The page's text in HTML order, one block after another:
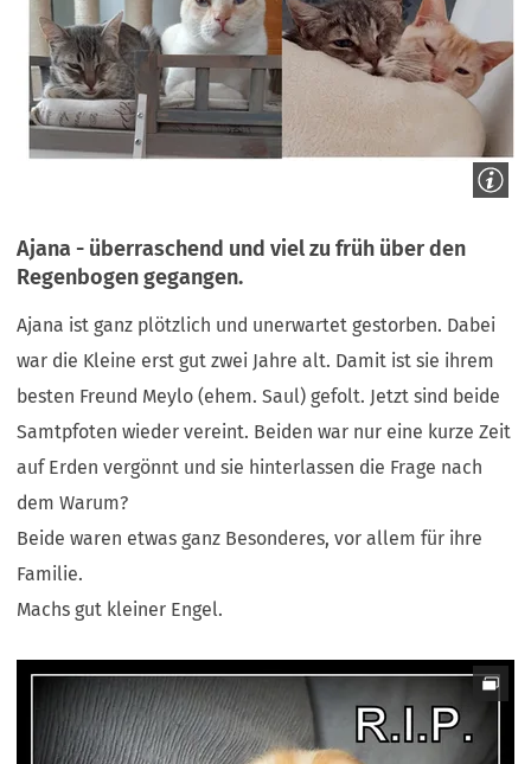
Ajana - überraschend und viel zu früh über den
Regenbogen gegangen.
Ajana ist ganz plötzlich und unerwartet gestorben. Dabei
war die Kleine erst gut zwei Jahre alt. Damit ist sie ihrem
besten Freund Meylo (ehem. Saul) gefolt. Jetzt sind beide
Samtpfoten wieder vereint. Beiden war nur eine kurze Zeit
auf Erden vergönnt und sie hinterlassen die Frage nach
dem Warum?
Beide waren etwas ganz Besonderes, vor allem für ihre
Familie.
Machs gut kleiner Engel.